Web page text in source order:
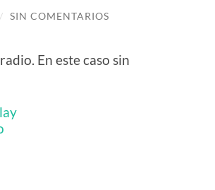
/ SIN COMENTARIOS
En este caso sin